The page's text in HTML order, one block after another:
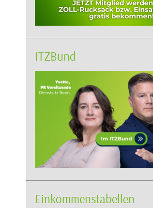
ITZBund
Einkommenstabellen